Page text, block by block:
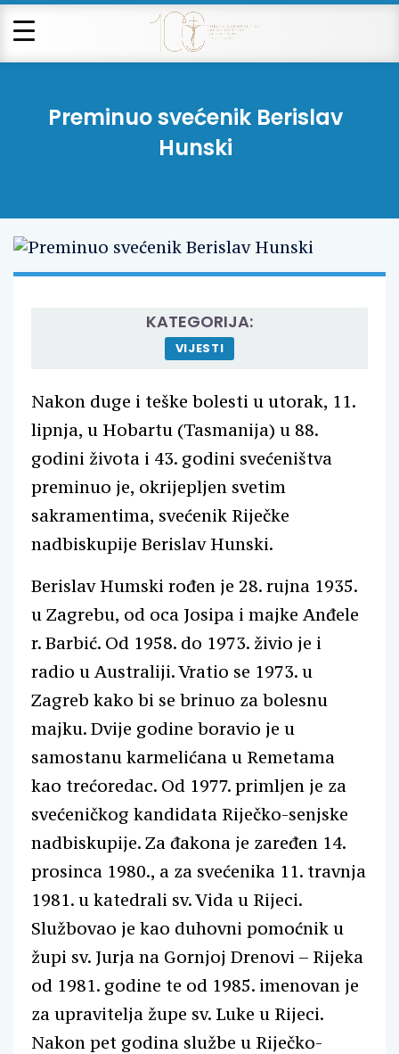
Preminuo svećenik Berislav
Hunski
KATEGORIJA:
VIJESTI
Nakon duge i teške bolesti u utorak, 11.
lipnja, u Hobartu (Tasmanija) u 88.
godini života i 43. godini svećeništva
preminuo je, okrijepljen svetim
sakramentima, svećenik Riječke
nadbiskupije Berislav Hunski.
Berislav Humski rođen je 28. rujna 1935.
u Zagrebu, od oca Josipa i majke Anđele
r. Barbić. Od 1958. do 1973. živio je i
radio u Australiji. Vratio se 1973. u
Zagreb kako bi se brinuo za bolesnu
majku. Dvije godine boravio je u
samostanu karmelićana u Remetama
kao trećoredac. Od 1977. primljen je za
svećeničkog kandidata Riječko-senjske
nadbiskupije. Za đakona je zaređen 14.
prosinca 1980., a za svećenika 11. travnja
1981. u katedrali sv. Vida u Rijeci.
Službovao je kao duhovni pomoćnik u
župi sv. Jurja na Gornjoj Drenovi – Rijeka
od 1981. godine te od 1985. imenovan je
za upravitelja župe sv. Luke u Rijeci.
Nakon pet godina službe u Riječko-